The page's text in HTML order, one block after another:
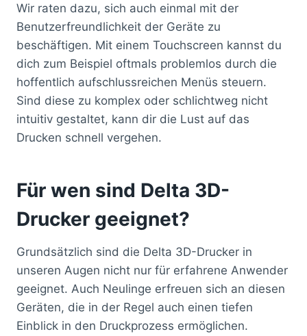
Wir raten dazu, sich auch einmal mit der
Benutzerfreundlichkeit der Geräte zu
beschäftigen. Mit einem Touchscreen kannst du
dich zum Beispiel oftmals problemlos durch die
hoffentlich aufschlussreichen Menüs steuern.
Sind diese zu komplex oder schlichtweg nicht
intuitiv gestaltet, kann dir die Lust auf das
Drucken schnell vergehen.
Für wen sind Delta 3D-
Drucker geeignet?
Grundsätzlich sind die Delta 3D-Drucker in
unseren Augen nicht nur für erfahrene Anwender
geeignet. Auch Neulinge erfreuen sich an diesen
Geräten, die in der Regel auch einen tiefen
Einblick in den Druckprozess ermöglichen.